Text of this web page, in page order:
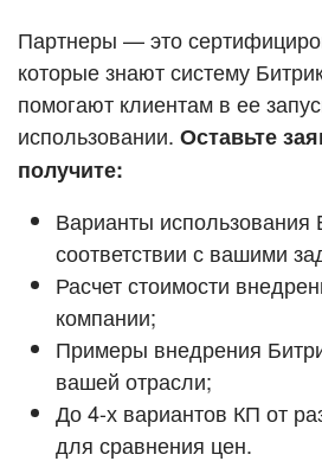
ПОЛУЧИТЬ
ВХОД
ВХОД
Кейсы
Смотреть
Партнеры — это
которые знают систему
помогают клиентам в ее
использовании. Оставьте
получите:
Варианты использования
соответствии с вашими
Расчет стоимости
компании;
Примеры внедрения
вашей отрасли;
До 4-х вариантов КП от
для сравнения цен.